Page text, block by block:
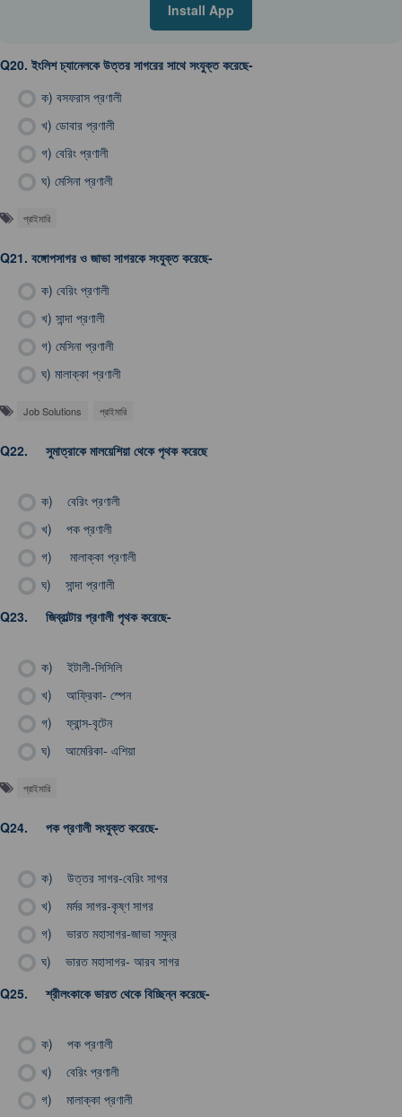
Install App
Q20. ইংলিশ চ্যানেলকে উত্তর সাগরের সাথে সংযুক্ত করেছে-
ক) বসফরাস প্রণালী
খ) ডোবার প্রণালী
গ) বেরিং প্রণালী
ঘ) মেসিনা প্রণালী
প্রাইমারি
Q21. বঙ্গোপসাগর ও জাভা সাগরকে সংযুক্ত করেছে-
ক) বেরিং প্রণালী
খ) সান্দা প্রণালী
গ) মেসিনা প্রণালী
ঘ) মালাক্কা প্রণালী
Job Solutions প্রাইমারি
Q22. সুমাত্রাকে মালয়েশিয়া থেকে পৃথক করেছে
ক)
বেরিং প্রণালী
খ)
পক প্রণালী
গ)
মালাক্কা প্রণালী
ঘ)
সান্দা প্রণালী
Q23.
জিব্রাল্টার প্রণালী পৃথক করেছে-
ক)
ইটালী-সিসিলি
খ)
আফ্রিকা- স্পেন
গ)
ফ্রান্স-বৃটেন
ঘ)
আমেরিকা- এশিয়া
প্রাইমারি
Q24. পক প্রণালী সংযুক্ত করেছে-
ক)
উত্তর সাগর-বেরিং সাগর
খ)
মর্মর সাগর-কৃষ্ণ সাগর
গ)
ভারত মহাসাগর-জাভা সমুদ্র
ঘ)
ভারত মহাসাগর- আরব সাগর
Q25.
শ্রীলংকাকে ভারত থেকে বিচ্ছিন্ন করেছে-
ক)
পক প্রণালী
খ)
বেরিং প্রণালী
গ)
মালাক্কা প্রণালী